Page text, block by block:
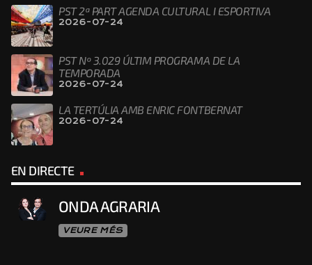
PST 2ª PART AGENDA CULTURAL I ESPORTIVA
2026-07-24
PST Nº 3.029 ÚLTIM PROGRAMA DE LA
TEMPORADA
2026-07-24
LA TERTÚLIA AMB ENRIC FONTBERNAT
2026-07-24
EN DIRECTE
ONDA AGRARIA
VEURE MÉS